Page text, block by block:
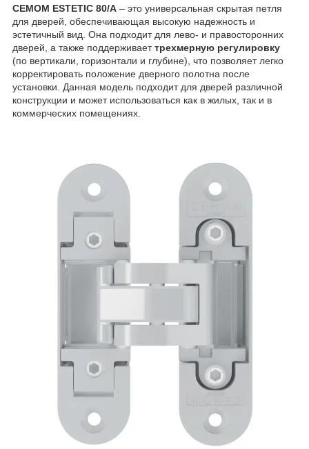
CEMOM ESTETIC 80/A – это универсальная скрытая петля
для дверей, обеспечивающая высокую надежность и
эстетичный вид. Она подходит для лево- и правосторонних
дверей, а также поддерживаеттрехмерную регулировку
(по вертикали, горизонтали и глубине), что позволяет легко
корректировать положение дверного полотна после
установки. Данная модель подходит для дверей различной
конструкции и может использоваться как в жилых, так и в
коммерческих помещениях.